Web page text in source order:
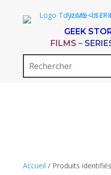
GEEK
FILMS –
Accueil / Produits